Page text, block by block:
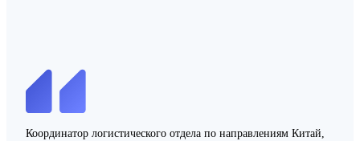
Координатор логистического отдела по направлениям Китай,